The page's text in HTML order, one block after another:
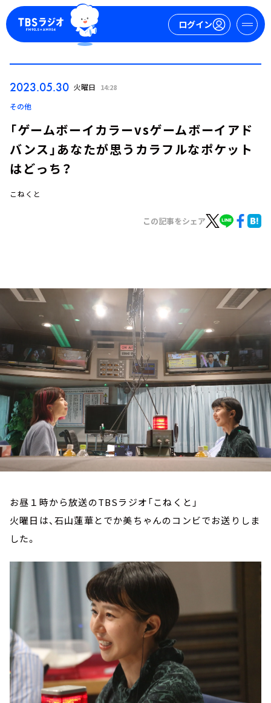
ログイン
イベント・グッズ
YouTube
会社情報
2023.05.30 火曜日 14:28
その他
「ゲームボーイカラーvsゲームボーイアド
バンス」あなたが思うカラフルなポケット
はどっち？
こねくと
この記事をシェア
お昼１時から放送のTBSラジオ「こねくと」
火曜日は、石山蓮華とでか美ちゃんのコンビでお送りしま
した。